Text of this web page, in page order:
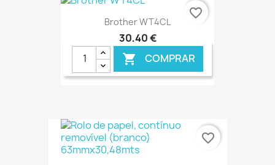
Brother WT4CL
30,40 €
 COMPRAR
€ ONLINE
favorite_border
favorite_border